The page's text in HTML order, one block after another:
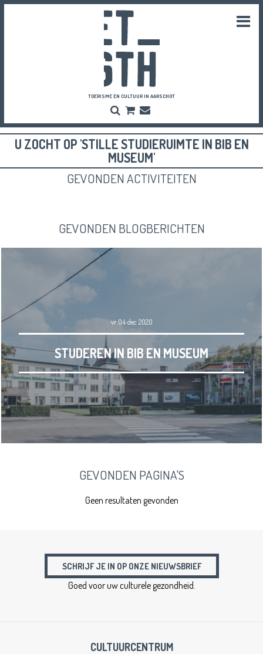
TOERISME EN CULTUUR IN AARSCHOT
Zoeken
Bestel
je
vriendenpassen
en
tickets
Inschrijven
U ZOCHT OP 'STILLE STUDIERUIMTE IN BIB EN
MUSEUM'
GEVONDEN ACTIVITEITEN
GEVONDEN BLOGBERICHTEN
vr 04 dec 2020
STUDEREN IN BIB EN MUSEUM
GEVONDEN PAGINA'S
Geen resultaten gevonden
SCHRIJF JE IN OP ONZE NIEUWSBRIEF
Goed voor uw culturele gezondheid.
CULTUURCENTRUM